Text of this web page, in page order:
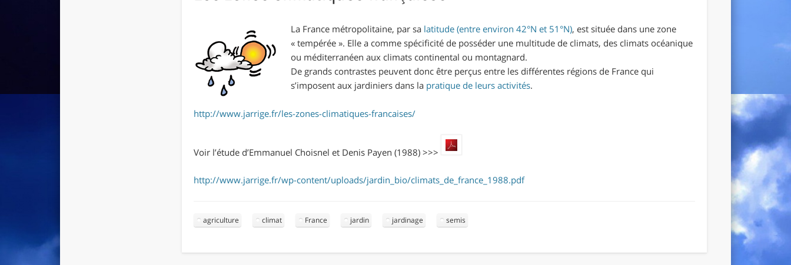
La France métropolitaine, par sa latitude (entre environ 42°N et 51°N), est située dans une zone
« tempérée ». Elle a comme spécificité de posséder une multitude de climats, des climats océanique
ou méditerranéen aux climats continental ou montagnard.
De grands contrastes peuvent donc être perçus entre les différentes régions de France qui
s’imposent aux jardiniers dans la pratique de leurs activités.
http://www.jarrige.fr/les-zones-climatiques-francaises/
Voir l’étude d’Emmanuel Choisnel et Denis Payen (1988) >>>
http://www.jarrige.fr/wp-content/uploads/jardin_bio/climats_de_france_1988.pdf
agriculture climat France jardin jardinage semis